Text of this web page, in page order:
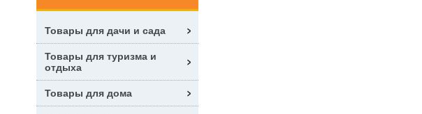
Товары для дачи и сада
Товары для туризма и
отдыха
Товары для дома